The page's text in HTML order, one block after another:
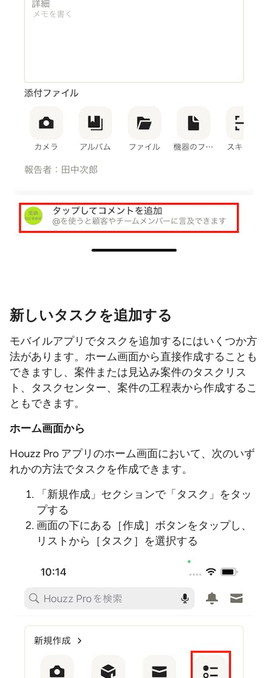
新しいタスクを追加する
モバイルアプリでタスクを追加するにはいくつか方
法があります。ホーム画面から直接作成することも
できますし、案件または見込み案件のタスクリス
ト、タスクセンター、案件の工程表から作成するこ
ともできます。
ホーム画面から
Houzz Pro アプリのホーム画面において、次のいず
れかの方法でタスクを作成できます。
「新規作成」セクションで「タスク」をタッ
プする
画面の下にある［作成］ボタンをタップし、
リストから［タスク］を選択する